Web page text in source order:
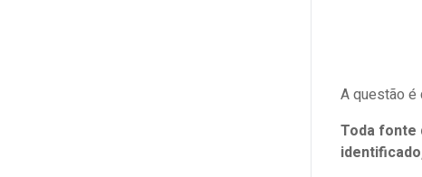
A questão
Toda fonte